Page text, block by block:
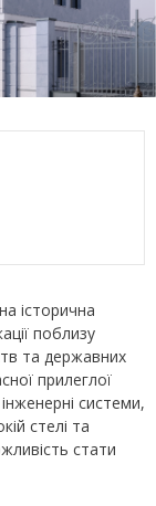
історична
поблизу
та державних
прилеглої
системи,
стелі та
стати